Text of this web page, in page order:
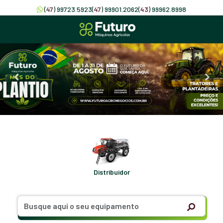
(47) 99723.5923(47) 99901.2062(43) 99962.8998
Distribuidor